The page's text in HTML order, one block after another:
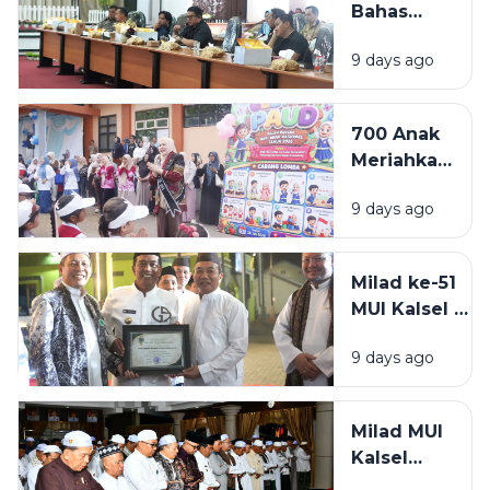
Bahas
2027,
Proyeksi
PAD Jadi
Sorotan
Rapat
Banggar
9 days ago
700 Anak
Meriahkan
PAUD HSS
2026,
PAUD
Dorong
Cerdas dan
Berkarakter
9 days ago
Milad ke-51
MUI Kalsel di
Berlangsung
Meriah,
Syafrudin
Noor Raih
9 days ago
Milad MUI
Kalsel